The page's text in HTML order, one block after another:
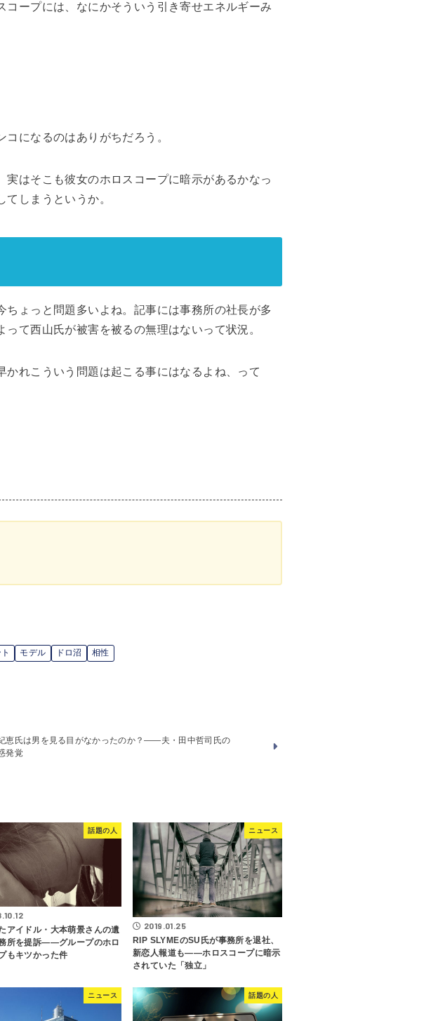
ープには、なにかそういう引き寄せエネルギーみ
になるのはありがちだろう。
はそこも彼女のホロスコープに暗示があるかなっ
しまうというか。
ょっと問題多いよね。記事には事務所の社長が多
て西山氏が被害を被るの無理はないって状況。
れこういう問題は起こる事にはなるよね、って
モデル ドロ沼 相性
恵氏は男を見る目がなかったのか？――夫・田中哲司氏の
発覚
話題の人
アイドル・大本萌景さんの遺
所を提訴――グループのホロ
もキツかった件
ニュース
2019.01.25
RIP SLYMEのSU氏が事務所を退社、
新恋人報道も――ホロスコープに暗示
されていた「独立」
ニュース 話題の人